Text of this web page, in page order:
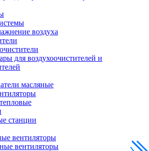
воздуха
для воздухоочистителей и
масляные
станции
вентиляторы
вентиляторы